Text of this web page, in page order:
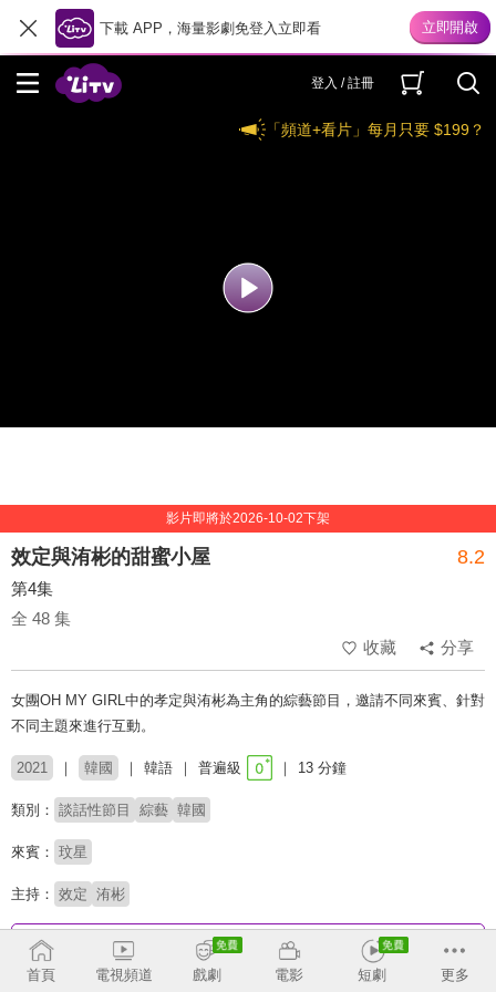
下載 APP，海量影劇免登入立即看
登入 / 註冊
「頻道+看片」每月只要 $199？
影片即將於2026-10-02下架
效定與洧彬的甜蜜小屋 8.2
第4集
全 48 集
收藏
分享
女團OH MY GIRL中的孝定與洧彬為主角的綜藝節目，邀請不同來賓、針對
不同主題來進行互動。
2021 韓國 韓語 普遍級 13 分鐘
類別： 談話性節目 綜藝 韓國
來賓： 玟星
主持： 效定 洧彬
收回
首頁
電視頻道 戲劇 電影 短劇 更多